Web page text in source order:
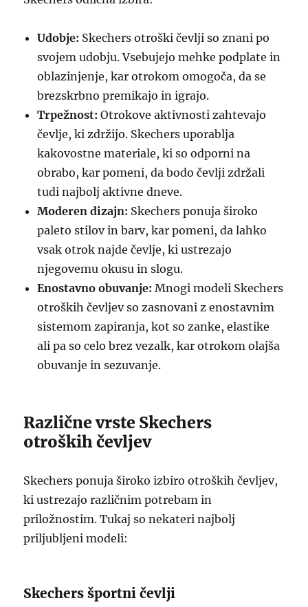
Udobje: Skechers otroški čevlji so znani po
svojem udobju. Vsebujejo mehke podplate in
oblazinjenje, kar otrokom omogoča, da se
brezskrbno premikajo in igrajo.
Trpežnost: Otrokove aktivnosti zahtevajo
čevlje, ki zdržijo. Skechers uporablja
kakovostne materiale, ki so odporni na
obrabo, kar pomeni, da bodo čevlji zdržali
tudi najbolj aktivne dneve.
Moderen dizajn: Skechers ponuja široko
paleto stilov in barv, kar pomeni, da lahko
vsak otrok najde čevlje, ki ustrezajo
njegovemu okusu in slogu.
Enostavno obuvanje: Mnogi modeli Skechers
otroških čevljev so zasnovani z enostavnim
sistemom zapiranja, kot so zanke, elastike
ali pa so celo brez vezalk, kar otrokom olajša
obuvanje in sezuvanje.
Različne vrste Skechers
otroških čevljev
Skechers ponuja široko izbiro otroških čevljev,
ki ustrezajo različnim potrebam in
priložnostim. Tukaj so nekateri najbolj
priljubljeni modeli:
Skechers športni čevlji